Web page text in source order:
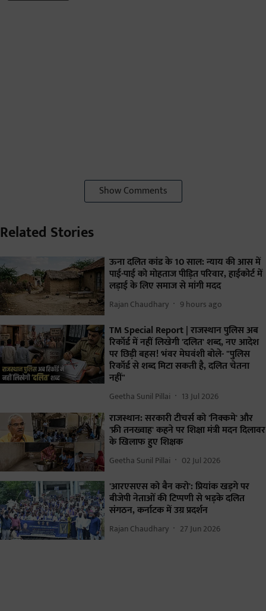
Show Comments
Related Stories
ऊना दलित कांड के 10 साल: न्याय की आस में
पाई-पाई को मोहताज पीड़ित परिवार, हाईकोर्ट में
लड़ाई के लिए समाज से मांगी मदद
Rajan Chaudhary 9 hours ago
TM Special Report | राजस्थान पुलिस अब
रिकॉर्ड में नहीं लिखेगी 'दलित' शब्द, नए आदेश
पर छिड़ी बहस! भंवर मेघवंशी बोले- "पुलिस
रिकॉर्ड से शब्द मिटा सकती है, दलित चेतना
नहीं"
Geetha Sunil Pillai 13 Jul 2026
राजस्थान: सरकारी टीचर्स को 'निक्कमे' और
'फ्री तनख्वाह' कहने पर शिक्षा मंत्री मदन दिलावर
के खिलाफ हुए शिक्षक
Geetha Sunil Pillai 02 Jul 2026
'आरएसएस को बैन करो': प्रियांक खड़गे पर
बीजेपी नेताओं की टिप्पणी से भड़के दलित
संगठन, कर्नाटक में उग्र प्रदर्शन
Rajan Chaudhary 27 Jun 2026